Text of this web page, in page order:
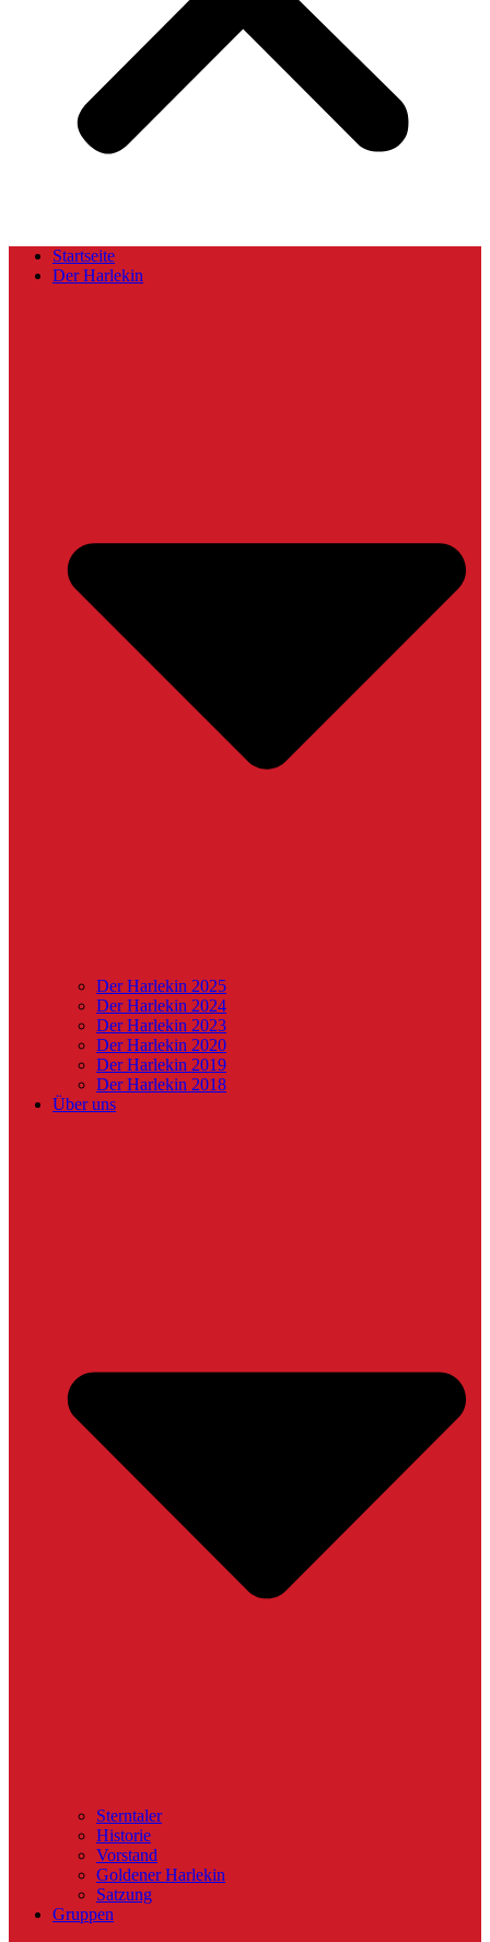
Startseite
Der Harlekin
Der Harlekin 2025
Der Harlekin 2024
Der Harlekin 2023
Der Harlekin 2020
Der Harlekin 2019
Der Harlekin 2018
Über uns
Sterntaler
Historie
Vorstand
Goldener Harlekin
Satzung
Gruppen